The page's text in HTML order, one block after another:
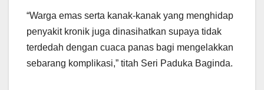
“Warga emas serta kanak-kanak yang menghidap
penyakit kronik juga dinasihatkan supaya tidak
terdedah dengan cuaca panas bagi mengelakkan
sebarang komplikasi,” titah Seri Paduka Baginda.